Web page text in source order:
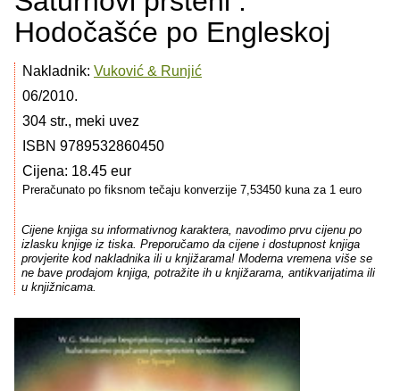
Hodočašće po Engleskoj
Nakladnik: Vuković & Runjić
06/2010.
304 str., meki uvez
ISBN 9789532860450
Cijena: 18.45 eur
Preračunato po fiksnom tečaju konverzije 7,53450 kuna za 1 euro
Cijene knjiga su informativnog karaktera, navodimo prvu cijenu po
izlasku knjige iz tiska. Preporučamo da cijene i dostupnost knjiga
provjerite kod nakladnika ili u knjižarama! Moderna vremena više se
ne bave prodajom knjiga, potražite ih u knjižarama, antikvarijatima ili
u knjižnicama.